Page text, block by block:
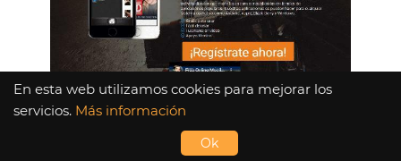
En esta web utilizamos cookies para mejorar los
servicios. Más información
Ok